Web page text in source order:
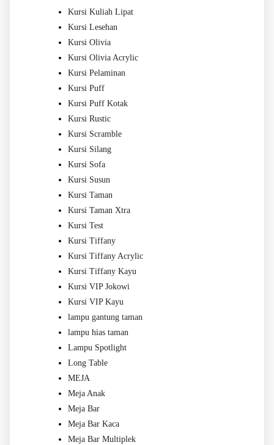
Kursi Kuliah Lipat
Kursi Lesehan
Kursi Olivia
Kursi Olivia Acrylic
Kursi Pelaminan
Kursi Puff
Kursi Puff Kotak
Kursi Rustic
Kursi Scramble
Kursi Silang
Kursi Sofa
Kursi Susun
Kursi Taman
Kursi Taman Xtra
Kursi Test
Kursi Tiffany
Kursi Tiffany Acrylic
Kursi Tiffany Kayu
Kursi VIP Jokowi
Kursi VIP Kayu
lampu gantung taman
lampu hias taman
Lampu Spotlight
Long Table
MEJA
Meja Anak
Meja Bar
Meja Bar Kaca
Meja Bar Multiplek